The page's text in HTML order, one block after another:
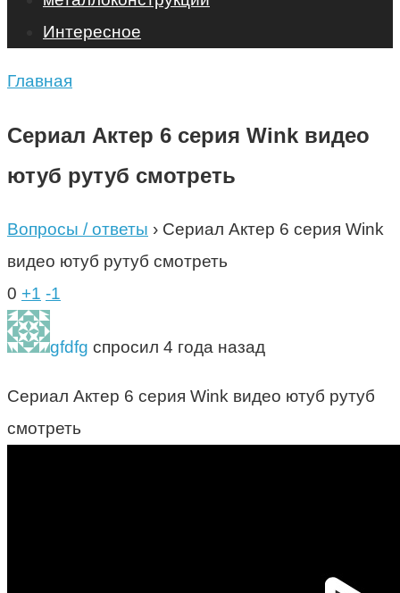
Интересное
Главная
Сериал Актер 6 серия Wink видео
ютуб рутуб смотреть
Вопросы / ответы › Сериал Актер 6 серия Wink
видео ютуб рутуб смотреть
0 +1 -1
gfdfg спросил 4 года назад
Сериал Актер 6 серия Wink видео ютуб рутуб
смотреть